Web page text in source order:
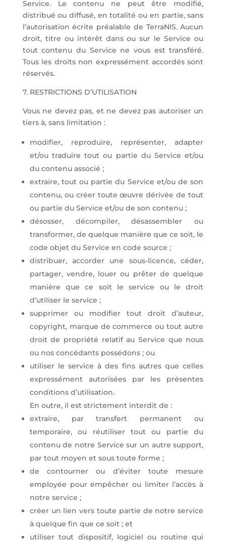
Service. Le contenu ne peut être modifié,
distribué ou diffusé, en totalité ou en partie, sans
l’autorisation écrite préalable de TerraNIS. Aucun
droit, titre ou intérêt dans ou sur le Service ou
tout contenu du Service ne vous est transféré.
Tous les droits non expressément accordés sont
réservés.
7. RESTRICTIONS D’UTILISATION
Vous ne devez pas, et ne devez pas autoriser un
tiers à, sans limitation :
modifier, reproduire, représenter, adapter
et/ou traduire tout ou partie du Service et/ou
du contenu associé ;
extraire, tout ou partie du Service et/ou de son
contenu, ou créer toute œuvre dérivée de tout
ou partie du Service et/ou de son contenu ;
désosser, décompiler, désassembler ou
transformer, de quelque manière que ce soit, le
code objet du Service en code source ;
distribuer, accorder une sous-licence, céder,
partager, vendre, louer ou prêter de quelque
manière que ce soit le service ou le droit
d’utiliser le service ;
supprimer ou modifier tout droit d’auteur,
copyright, marque de commerce ou tout autre
droit de propriété relatif au Service que nous
ou nos concédants possédons ; ou
utiliser le service à des fins autres que celles
expressément autorisées par les présentes
conditions d’utilisation.
En outre, il est strictement interdit de :
extraire, par transfert permanent ou
temporaire, ou réutiliser tout ou partie du
contenu de notre Service sur un autre support,
par tout moyen et sous toute forme ;
de contourner ou d’éviter toute mesure
employée pour empêcher ou limiter l’accès à
notre service ;
créer un lien vers toute partie de notre service
à quelque fin que ce soit ; et
utiliser tout dispositif, logiciel ou routine qui